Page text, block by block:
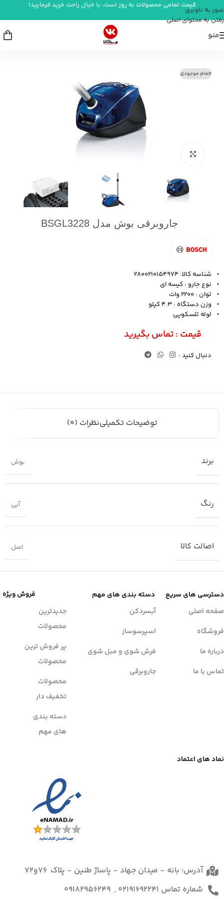
عبور به ناوبری
رفتن به محتوای اصلی
قیمت تمامی محصولات به روز است، با خیال راحت خرید فرمایید!
منو
اتمام موجودی
جاروبرقی بوش مدل BSGL3228
شناسه کالا: 2800210154974
نوع جارو : کیسه ای
توان : 2200 وات
وزن دستگاه : 4.3 کیلو
لوله تلسکوپی
قيمت : تماس بگيريد
دنبال کنید :
توضیحات تکمیلینظرات (0)
برند بوش
رنگ آبی
اصالت کالا اصل
دسترسی های سریع دسته بندی های مهم
فروش ویژه
صفحه اصلی
فروشگاه
درباره ما
تماس با ما
آبسردکن
اسپرسوساز
فرش شوی و مبل شوی
جاروبرقی
جدیدترین
محصولات
پر فروش ترین
محصولات
محصولات
تخفیف دار
دسته بندی
های مهم
نماد های اعتماد
آدرس: بانه - میدان جهاد - پاساژ طنین - پلاک 76و72
شماره تماس 02191692241 , 09182956249